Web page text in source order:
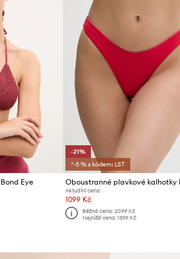
Eye
-21%
*-5 % s kódem: LST
Aktuální cena:
1099 Kč
Běžná cena: 2099 Kč
Nejnižší cena: 1399 Kč